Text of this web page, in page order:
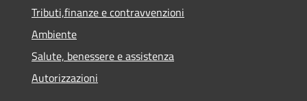
Tributi,finanze e contravvenzioni
Ambiente
Salute, benessere e assistenza
Autorizzazioni